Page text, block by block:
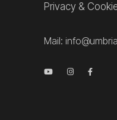
Privacy &
Mail: